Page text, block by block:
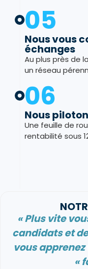
05
Nous vous
échanges
Au plus près de
un réseau
06
Nous
Une feuille de
rentabilité sous
« Plus vite
candidats et
vous
«